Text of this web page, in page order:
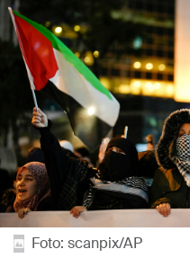
Foto: scanpix/AP